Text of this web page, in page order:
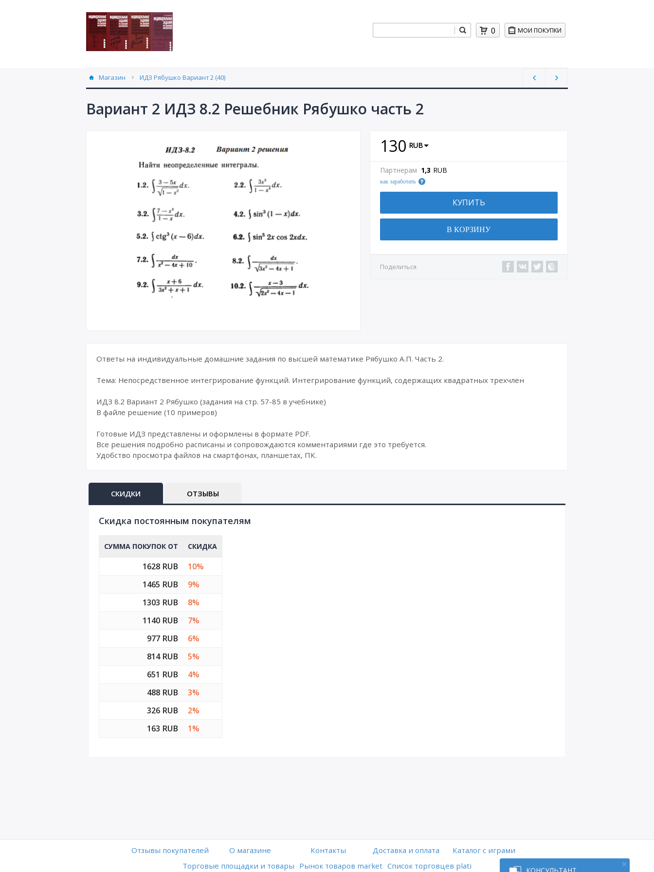
МОИ ПОКУПКИ
0
Магазин ИДЗ Рябушко Вариант 2 (40)
Вариант 2 ИДЗ 8.2 Решебник Рябушко часть 2
130 RUB
Партнерам 1,3 RUB
как заработать
КУПИТЬ
В КОРЗИНУ
Поделиться
Ответы на индивидуальные домашние задания по высшей математике Рябушко А.П. Часть 2.
Тема: Непосредственное интегрирование функций. Интегрирование функций, содержащих квадратных трехчлен
ИДЗ 8.2 Вариант 2 Рябушко (задания на стр. 57-85 в учебнике)
В файле решение (10 примеров)
Готовые ИДЗ представлены и оформлены в формате PDF.
Все решения подробно расписаны и сопровождаются комментариями где это требуется.
Удобство просмотра файлов на смартфонах, планшетах, ПК.
СКИДКИ ОТЗЫВЫ
Cкидка постоянным покупателям
СУММА ПОКУПОК ОТ СКИДКА
1628 RUB
10%
1465 RUB
9%
1303 RUB
8%
1140 RUB
7%
977 RUB
6%
814 RUB
5%
651 RUB
4%
488 RUB
3%
326 RUB
2%
163 RUB
1%
Отзывы покупателей O магазине Контакты Доставка и оплата
Каталог с играми
Торговые площадки и товары Рынок товаров market Список торговцев plati